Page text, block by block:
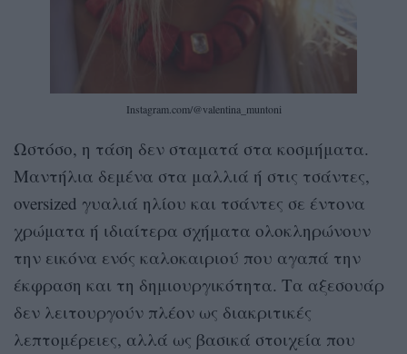
Instagram.com/@valentina_muntoni
Ωστόσο, η τάση δεν σταματά στα κοσμήματα.
Μαντήλια δεμένα στα μαλλιά ή στις τσάντες,
oversized γυαλιά ηλίου και τσάντες σε έντονα
χρώματα ή ιδιαίτερα σχήματα ολοκληρώνουν
την εικόνα ενός καλοκαιριού που αγαπά την
έκφραση και τη δημιουργικότητα. Τα αξεσουάρ
δεν λειτουργούν πλέον ως διακριτικές
λεπτομέρειες, αλλά ως βασικά στοιχεία που